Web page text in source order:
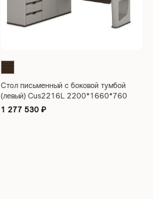
Cтол письменный с боковой тумбой
(левый) Cus2216L 2200*1660*760
1 277 530 ₽